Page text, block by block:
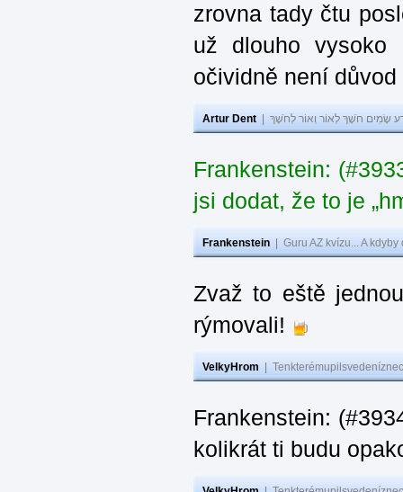
zrovna tady čtu
už dlouho
očividně není
Artur Dent שָׂמִים חֹשֶׁךְ לְאוֹר וְאוֹר לְחֹשֶׁךְ
Frankenstein:
jsi dodat, že to je
Frankenstein Guru AZ kvízu... A
Zvaž to eště
rýmovali!
VelkyHrom
Frankenstein:
kolikrát ti budu